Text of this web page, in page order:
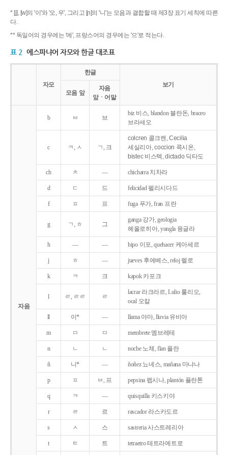
* [j], [w]의 '이'와 '오, 우', 그리고 [ɲ]의 '니'는 모음과 결합할 때 제3장 표기 세칙에 따른
다.
** 독일어의 경우에는 '에', 프랑스어의 경우에는 '으'로 적는다.
표 2 에스파냐어 자모와 한글 대조표
자모
한글
보기
모음 앞
자음
앞ㆍ어말
자음
b ㅂ 브
biz 비스, blandon 블란돈, braceo
브라세오
c ㅋ, ㅅ ㄱ, 크
colcren 콜크렌, Cecilia
세실리아, coccion 콕시온,
bistec 비스텍, dictado 딕타도
ch ㅊ ― chicharra 치차라
d ㄷ 드 felicidad 펠리시다드
f ㅍ 프 fuga 푸가, fran 프란
g ㄱ, ㅎ 그
ganga 강가, geologia
헤올로히아, yungla 융글라
h ― ― hipo 이포, quehacer 케아세르
j ㅎ ― jueves 후에베스, reloj 렐로
k ㅋ 크 kapok 카포크
l ㄹ, ㄹㄹ ㄹ
lacrar 라크라르, Lulio 룰리오,
ocal 오칼
ll 이* ― llama 야마, lluvia 유비아
m ㅁ ㅁ membrete 멤브레테
n ㄴ ㄴ noche 노체, flan 플란
ñ 니* ― ñoñez 뇨녜스, mañana 마냐나
p ㅍ ㅂ, 프 pepsina 펩시나, plantón 플란톤
q ㅋ ― quisquilla 키스키야
r ㄹ 르 rascador 라스카도르
s ㅅ 스 sastreria 사스트레리아
t ㅌ 트 tetraetro 테트라에트로